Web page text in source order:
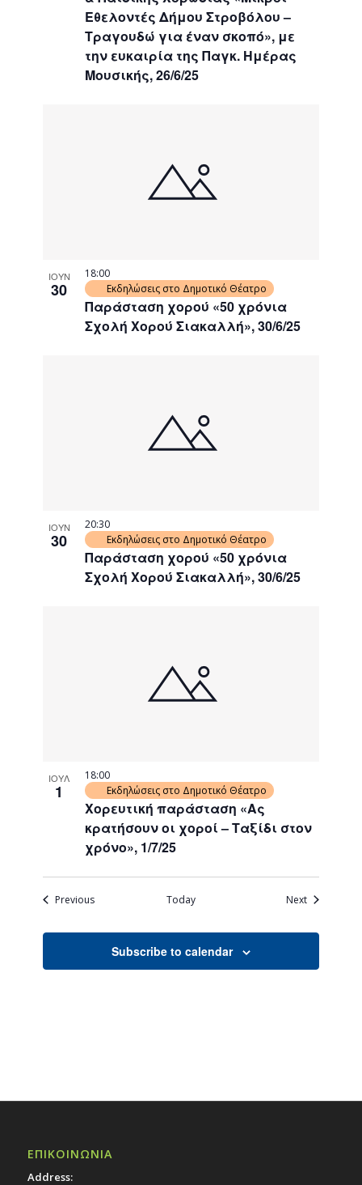
Εθελοντές Δήμου Στροβόλου –
Τραγουδώ για έναν σκοπό», με
την ευκαιρία της Παγκ. Ημέρας
Μουσικής, 26/6/25
ΙΟΥΝ
30
Παράσταση χορού «50 χρόνια
Σχολή Χορού Σιακαλλή», 30/6/25
18:00
Εκδηλώσεις στο Δημοτικό Θέατρο
ΙΟΥΝ
30
Παράσταση χορού «50 χρόνια
Σχολή Χορού Σιακαλλή», 30/6/25
20:30
Εκδηλώσεις στο Δημοτικό Θέατρο
ΙΟΥΛ
1
Χορευτική παράσταση «Ας
κρατήσουν οι χοροί – Ταξίδι στον
χρόνο», 1/7/25
18:00
Εκδηλώσεις στο Δημοτικό Θέατρο
PreviousEvents Today NextEvents
Subscribe to calendar
ΕΠΙΚΟΙΝΩΝΙΑ
Address: